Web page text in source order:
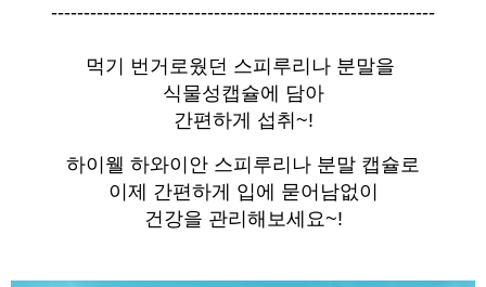
-----------------------------------------------------------
먹기 번거로웠던 스피루리나 분말을
식물성캡슐에 담아
간편하게 섭취~!
하이웰 하와이안 스피루리나 분말 캡슐로
이제 간편하게 입에 묻어남없이
건강을 관리해보세요~!